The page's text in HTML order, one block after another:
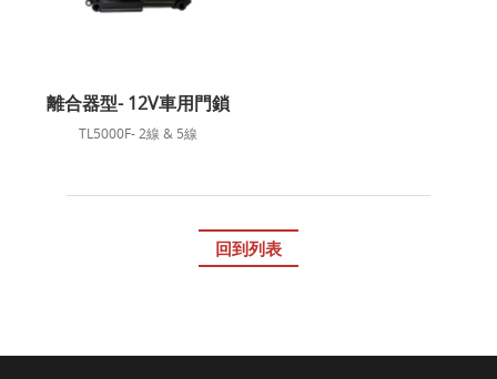
離合器型- 12V車用門鎖
TL5000F- 2線 & 5線
回到列表